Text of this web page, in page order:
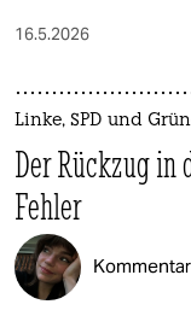
16.5.2026
Linke, SPD und
Der Rückzug
Fehler